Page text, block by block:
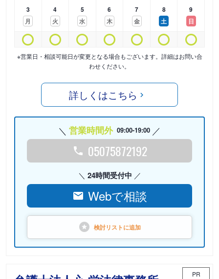
3
月
4
火
5
水
6
木
7
金
8
土
9
日
※営業日・相談可能日が変更となる場合もございます。詳細はお問い合
わせください。
詳しくはこちら
営業時間外 09:00-19:00
05075872192
24時間受付中
Webで相談
検討リストに追加
PR